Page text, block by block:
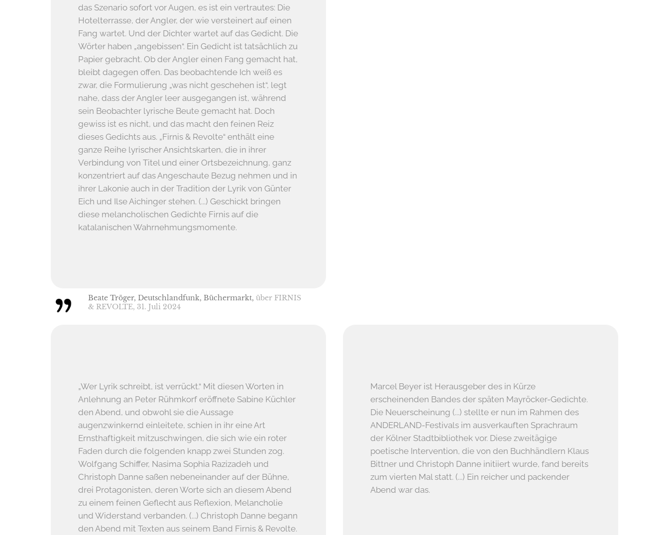
das Szenario sofort vor Augen, es ist ein vertrautes: Die
Hotelterrasse, der Angler, der wie versteinert auf einen
Fang wartet. Und der Dichter wartet auf das Gedicht. Die
Wörter haben „angebissen“. Ein Gedicht ist tatsächlich zu
Papier gebracht. Ob der Angler einen Fang gemacht hat,
bleibt dagegen offen. Das beobachtende Ich weiß es
zwar, die Formulierung „was nicht geschehen ist“, legt
nahe, dass der Angler leer ausgegangen ist, während
sein Beobachter lyrische Beute gemacht hat. Doch
gewiss ist es nicht, und das macht den feinen Reiz
dieses Gedichts aus. „Firnis & Revolte“ enthält eine
ganze Reihe lyrischer Ansichtskarten, die in ihrer
Verbindung von Titel und einer Ortsbezeichnung, ganz
konzentriert auf das Angeschaute Bezug nehmen und in
ihrer Lakonie auch in der Tradition der Lyrik von Günter
Eich und Ilse Aichinger stehen. (...) Geschickt bringen
diese melancholischen Gedichte Firnis auf die
katalanischen Wahrnehmungsmomente.
Beate Tröger, Deutschlandfunk, Büchermarkt, über FIRNIS
& REVOLTE, 31. Juli 2024
„Wer Lyrik schreibt, ist verrückt.“ Mit diesen Worten in
Anlehnung an Peter Rühmkorf eröffnete Sabine Küchler
den Abend, und obwohl sie die Aussage
augenzwinkernd einleitete, schien in ihr eine Art
Ernsthaftigkeit mitzuschwingen, die sich wie ein roter
Faden durch die folgenden knapp zwei Stunden zog.
Wolfgang Schiffer, Nasima Sophia Razizadeh und
Christoph Danne saßen nebeneinander auf der Bühne,
drei Protagonisten, deren Worte sich an diesem Abend
zu einem feinen Geflecht aus Reflexion, Melancholie
und Widerstand verbanden. (...) Christoph Danne begann
den Abend mit Texten aus seinem Band Firnis & Revolte.
Marcel Beyer ist Herausgeber des in Kürze
erscheinenden Bandes der späten Mayröcker-Gedichte.
Die Neuerscheinung (...) stellte er nun im Rahmen des
ANDERLAND-Festivals im ausverkauften Sprachraum
der Kölner Stadtbibliothek vor. Diese zweitägige
poetische Intervention, die von den Buchhändlern Klaus
Bittner und Christoph Danne initiiert wurde, fand bereits
zum vierten Mal statt. (...) Ein reicher und packender
Abend war das.